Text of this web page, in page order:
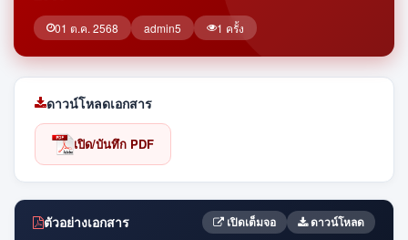
01 ต.ค. 2568 admin5 1 ครั้ง
ดาวน์โหลดเอกสาร
เปิด/บันทึก PDF
ตัวอย่างเอกสาร เปิดเต็มจอ ดาวน์โหลด